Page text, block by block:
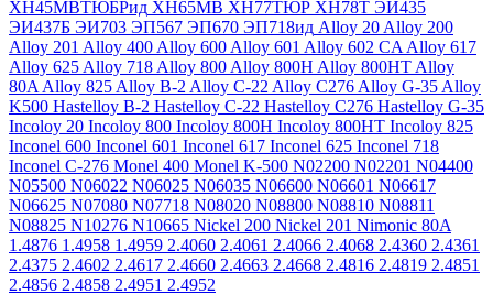
ХН45МВТЮБРид ХН65МВ ХН77ТЮР ХН78Т ЭИ435
ЭИ437Б ЭИ703 ЭП567 ЭП670 ЭП718ид Alloy 20 Alloy 200
Alloy 201 Alloy 400 Alloy 600 Alloy 601 Alloy 602 CA Alloy 617
Alloy 625 Alloy 718 Alloy 800 Alloy 800H Alloy 800HT Alloy
80A Alloy 825 Alloy B-2 Alloy C-22 Alloy C276 Alloy G-35 Alloy
K500 Hastelloy B-2 Hastelloy C-22 Hastelloy C276 Hastelloy G-35
Incoloy 20 Incoloy 800 Incoloy 800H Incoloy 800HT Incoloy 825
Inconel 600 Inconel 601 Inconel 617 Inconel 625 Inconel 718
Inconel C-276 Monel 400 Monel K-500 N02200 N02201 N04400
N05500 N06022 N06025 N06035 N06600 N06601 N06617
N06625 N07080 N07718 N08020 N08800 N08810 N08811
N08825 N10276 N10665 Nickel 200 Nickel 201 Nimonic 80A
1.4876 1.4958 1.4959 2.4060 2.4061 2.4066 2.4068 2.4360 2.4361
2.4375 2.4602 2.4617 2.4660 2.4663 2.4668 2.4816 2.4819 2.4851
2.4856 2.4858 2.4951 2.4952